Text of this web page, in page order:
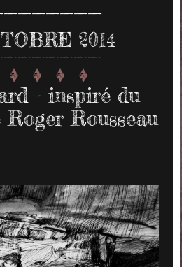
2014
- inspiré du
Rousseau